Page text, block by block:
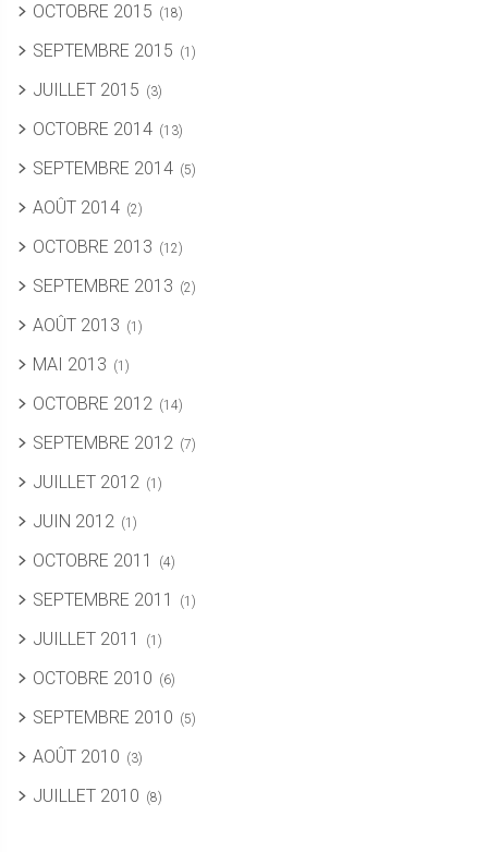
OCTOBRE 2015 (18)
SEPTEMBRE 2015 (1)
JUILLET 2015 (3)
OCTOBRE 2014 (13)
SEPTEMBRE 2014 (5)
AOÛT 2014 (2)
OCTOBRE 2013 (12)
SEPTEMBRE 2013 (2)
AOÛT 2013 (1)
MAI 2013 (1)
OCTOBRE 2012 (14)
SEPTEMBRE 2012 (7)
JUILLET 2012 (1)
JUIN 2012 (1)
OCTOBRE 2011 (4)
SEPTEMBRE 2011 (1)
JUILLET 2011 (1)
OCTOBRE 2010 (6)
SEPTEMBRE 2010 (5)
AOÛT 2010 (3)
JUILLET 2010 (8)